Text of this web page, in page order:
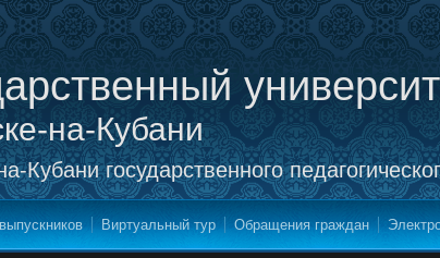
на-Кубани
Кубани государственного
Виртуальный тур Обращения граждан